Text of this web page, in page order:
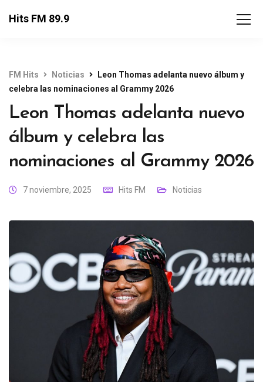
Hits FM 89.9
FM Hits Noticias
Leon Thomas adelanta nuevo álbum y
celebra las nominaciones al Grammy 2026
Leon Thomas adelanta nuevo
álbum y celebra las
nominaciones al Grammy 2026
7 noviembre, 2025 Hits FM Noticias